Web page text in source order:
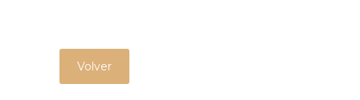
Volver